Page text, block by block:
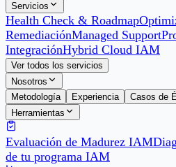
Servicios
Health Check & Roadmap
RemediaciónManaged Support
IntegraciónHybrid Cloud IAM
Ver todos los servicios
Nosotros
Metodología
Experiencia
Casos de
Herramientas
Evaluación de Madurez IAM
de tu programa IAM